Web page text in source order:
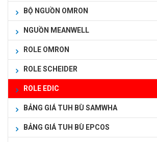
BỘ NGUỒN OMRON
NGUỒN MEANWELL
ROLE OMRON
ROLE SCHEIDER
ROLE EDIC
BẢNG GIÁ TUH BÙ SAMWHA
BẢNG GIÁ TUH BÙ EPCOS